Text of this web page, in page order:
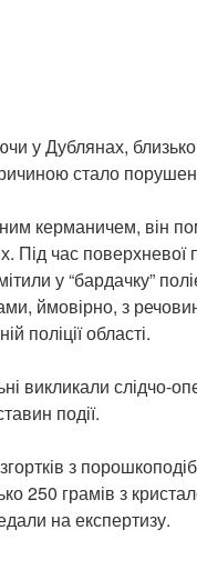
у Дублянах,
стало
керманичем, він
Під час поверхневої
у “бардачку”
ймовірно, з
поліції області.
викликали слідчо-
події.
з
250 грамів з
на експертизу.